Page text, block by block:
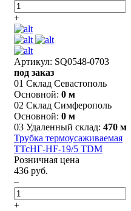
+
Артикул: SQ0548-0703
под заказ
01 Склад Севастополь
Основной: 0 м
02 Склад Симферополь
Основной: 0 м
03 Удаленный склад: 470 м
Трубка термоусаживаемая
ТТсНГ-HF-19/5 TDM
Розничная цена
436 руб.
–
+